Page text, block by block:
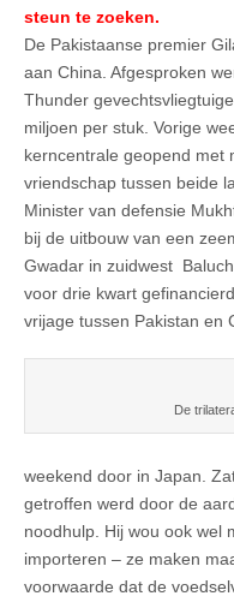
steun te zoeken.
De Pakistaanse premier
aan China. Afgesproken
Thunder
miljoen per stuk. Vorige
kerncentrale geopend met
vriendschap tussen beide
Minister van defensie
bij de uitbouw van een
Gwadar in zuidwest
voor drie kwart
vrijage tussen Pakistan en
De
weekend door in Japan.
getroffen werd door de
noodhulp. Hij wou ook wel
importeren – ze maken
voorwaarde dat de